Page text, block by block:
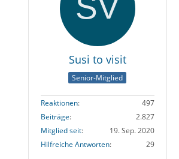
Susi to visit
Senior-Mitglied
Reaktionen
497
Beiträge
2.827
Mitglied seit
19. Sep. 2020
Hilfreiche Antworten
29